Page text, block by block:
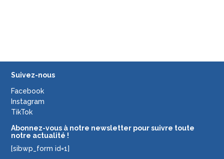
Suivez-nous
Facebook
Instagram
TikTok
Abonnez-vous à notre newsletter pour suivre toute
notre actualité !
[sibwp_form id=1]